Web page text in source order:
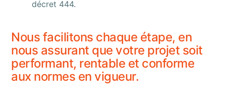
décret 444.
Nous facilitons chaque étape, en
nous assurant que votre projet soit
performant, rentable et conforme
aux normes en vigueur.